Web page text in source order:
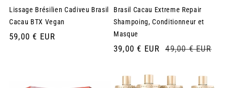
Lissage Brésilien Cadiveu Brasil
Cacau BTX Vegan
Prix
59,00 € EUR
Brasil Cacau Extreme Repair
Shampoing, Conditionneur et
Masque
Prix
39,00 € EUR
Prix
49,00 € EUR